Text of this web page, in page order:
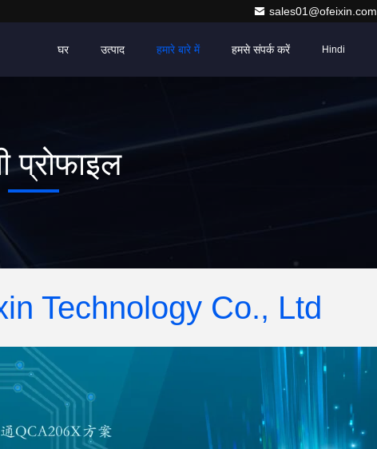
sales01@ofeixin.com
घर उत्पाद हमारे बारे में हमसे संपर्क करें Hindi
प्रोफाइल
Technology Co., Ltd